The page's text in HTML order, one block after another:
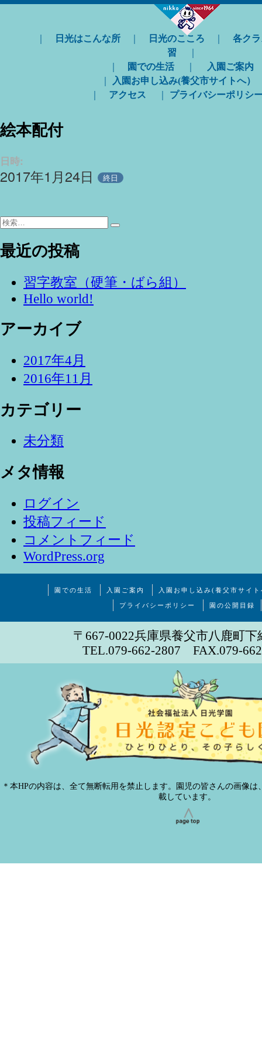
日光はこんな所 日光のこころ
各ク
習
園での生活 入園ご案内
入園お申し込み(養父市サイトへ）
アクセス プライバシーポリシ
絵本配付
日時:
2017年1月24日 終日
検
検
最近の投稿
習字教室（硬筆・ばら組）
Hello world!
アーカイブ
2017年4月
2016年11月
カテゴリー
未分類
メタ情報
ログイン
投稿フィード
コメントフィード
WordPress.org
園での生活 入園ご案内 入園お申し込み(養父市サイ
プライバシーポリシー 園の公開目録
〒667-0022兵庫県養父市八鹿町下
TEL.079-662-2807 FAX.079-
＊本HPの内容は、全て無断転用を禁止します。園児の皆さんの画像
載しています。